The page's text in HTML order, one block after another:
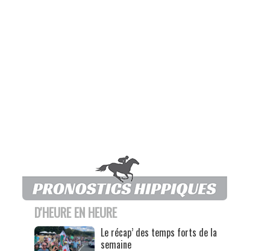
D'HEURE EN HEURE
Le récap’ des temps forts de la
semaine